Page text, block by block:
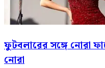
ফুটবলারের সঙ্গে নোরা
নোরা